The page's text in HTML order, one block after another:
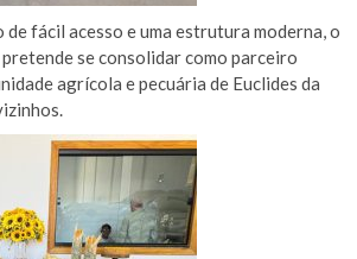
de fácil acesso e uma estrutura moderna, o
se consolidar como parceiro
agrícola e pecuária de Euclides da